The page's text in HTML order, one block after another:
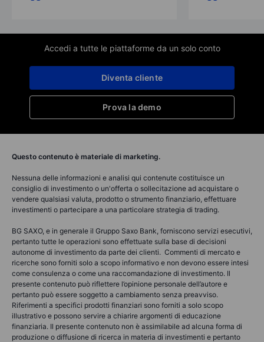
Accedi a tutte le piattaforme da un solo conto
Prova la demo
Diventa cliente
Questo contenuto è materiale di marketing.
Nessuna delle informazioni e analisi qui contenute costituisce un
consiglio di investimento o un'offerta o sollecitazione ad acquistare o
vendere qualsiasi valuta, prodotto o strumento finanziario, effettuare
investimenti o partecipare a una particolare strategia di trading.
BG SAXO, e in generale il Gruppo Saxo Bank, forniscono servizi esecutivi,
pertanto tutte le operazioni sono effettuate sulla base di decisioni
autonome di investimento da parte dei clienti. Commenti di mercato e
ricerche sono forniti solo a scopo informativo e non devono essere intesi
come consulenza o come una raccomandazione di investimento. Il
presente contenuto può riflettere l’opinione personale dell’autore e
pertanto può essere soggetto a cambiamento senza preavviso.
Riferimenti a specifici prodotti finanziari sono forniti a solo scopo
illustrativo e possono servire a chiarire argomenti di educazione
finanziaria. Il presente contenuto non è assimilabile ad alcuna forma di
produzione o diffusione di ricerca in materia di investimenti e pertanto